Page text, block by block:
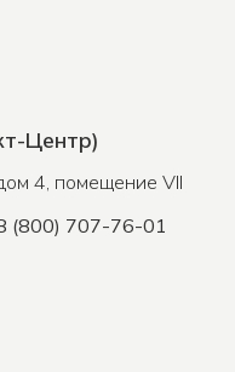
Центр)
4, помещение VII
(800) 707-76-01